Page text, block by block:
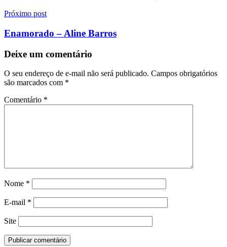
Próximo post
Enamorado – Aline Barros
Deixe um comentário
O seu endereço de e-mail não será publicado. Campos obrigatórios
são marcados com *
Comentário *
Nome *
E-mail *
Site